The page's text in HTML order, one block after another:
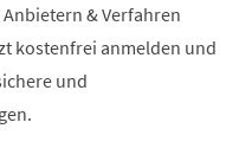
& Verfahren
kostenfrei anmelden und
und